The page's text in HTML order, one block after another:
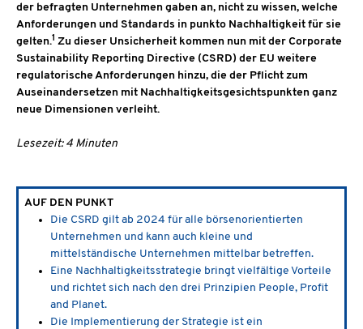
der befragten Unternehmen gaben an, nicht zu wissen, welche
Anforderungen und Standards in punkto Nachhaltigkeit für sie
gelten.1 Zu dieser Unsicherheit kommen nun mit der Corporate
Sustainability Reporting Directive (CSRD) der EU weitere
regulatorische Anforderungen hinzu, die der Pflicht zum
Auseinandersetzen mit Nachhaltigkeitsgesichtspunkten ganz
neue Dimensionen verleiht.
Lesezeit: 4 Minuten
AUF DEN PUNKT
Die CSRD gilt ab 2024 für alle börsenorientierten
Unternehmen und kann auch kleine und
mittelständische Unternehmen mittelbar betreffen.
Eine Nachhaltigkeitsstrategie bringt vielfältige Vorteile
und richtet sich nach den drei Prinzipien People, Profit
and Planet.
Die Implementierung der Strategie ist ein